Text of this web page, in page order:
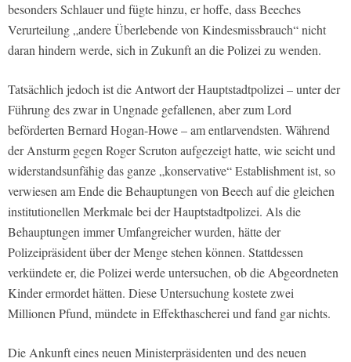
besonders Schlauer und fügte hinzu, er hoffe, dass Beeches
Verurteilung „andere Überlebende von Kindesmissbrauch“ nicht
daran hindern werde, sich in Zukunft an die Polizei zu wenden.
Tatsächlich jedoch ist die Antwort der Hauptstadtpolizei – unter der
Führung des zwar in Ungnade gefallenen, aber zum Lord
beförderten Bernard Hogan-Howe – am entlarvendsten. Während
der Ansturm gegen Roger Scruton aufgezeigt hatte, wie seicht und
widerstandsunfähig das ganze „konservative“ Establishment ist, so
verwiesen am Ende die Behauptungen von Beech auf die gleichen
institutionellen Merkmale bei der Hauptstadtpolizei. Als die
Behauptungen immer Umfangreicher wurden, hätte der
Polizeipräsident über der Menge stehen können. Stattdessen
verkündete er, die Polizei werde untersuchen, ob die Abgeordneten
Kinder ermordet hätten. Diese Untersuchung kostete zwei
Millionen Pfund, mündete in Effekthascherei und fand gar nichts.
Die Ankunft eines neuen Ministerpräsidenten und des neuen